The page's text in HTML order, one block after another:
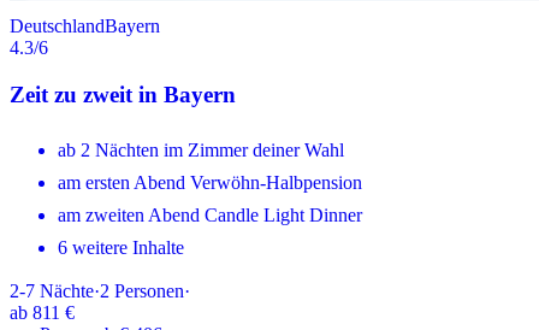
DeutschlandBayern
4.3/6
Zeit zu zweit in Bayern
ab 2 Nächten im Zimmer deiner Wahl
am ersten Abend Verwöhn-Halbpension
am zweiten Abend Candle Light Dinner
6 weitere Inhalte
2-7 Nächte·2 Personen·
ab 811 €